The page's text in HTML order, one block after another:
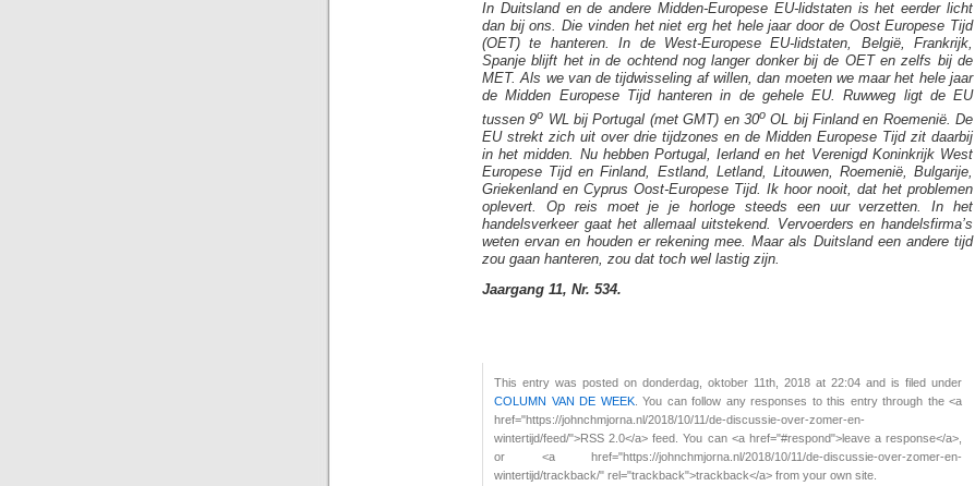
In Duitsland en de andere Midden-Europese EU-lidstaten is het eerder licht
dan bij ons. Die vinden het niet erg het hele jaar door de Oost Europese Tijd
(OET) te hanteren. In de West-Europese EU-lidstaten, België, Frankrijk,
Spanje blijft het in de ochtend nog langer donker bij de OET en zelfs bij de
MET. Als we van de tijdwisseling af willen, dan moeten we maar het hele jaar
de Midden Europese Tijd hanteren in de gehele EU. Ruwweg ligt de EU
tussen 9o WL bij Portugal (met GMT) en 30oOL bij Finland en Roemenië. De
EU strekt zich uit over drie tijdzones en de Midden Europese Tijd zit daarbij
in het midden. Nu hebben Portugal, Ierland en het Verenigd Koninkrijk West
Europese Tijd en Finland, Estland, Letland, Litouwen, Roemenië, Bulgarije,
Griekenland en Cyprus Oost-Europese Tijd. Ik hoor nooit, dat het problemen
oplevert. Op reis moet je je horloge steeds een uur verzetten. In het
handelsverkeer gaat het allemaal uitstekend. Vervoerders en handelsfirma’s
weten ervan en houden er rekening mee. Maar als Duitsland een andere tijd
zou gaan hanteren, zou dat toch wel lastig zijn.
Jaargang 11, Nr. 534.
This entry was posted on donderdag, oktober 11th, 2018 at 22:04 and is filed under
COLUMN VAN DE WEEK. You can follow any responses to this entry through the <a
href="https://johnchmjorna.nl/2018/10/11/de-discussie-over-zomer-en-
wintertijd/feed/">RSS 2.0</a> feed. You can <a href="#respond">leave a response</a>,
or <a href="https://johnchmjorna.nl/2018/10/11/de-discussie-over-zomer-en-
wintertijd/trackback/" rel="trackback">trackback</a> from your own site.